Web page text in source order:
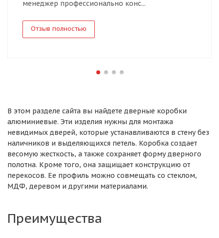
менеджер профессионально конс...
Отзыв полностью
В этом разделе сайта вы найдете дверные коробки
алюминиевые. Эти изделия нужны для монтажа
невидимых дверей, которые устанавливаются в стену без
наличников и выделяющихся петель. Коробка создает
весомую жесткость, а также сохраняет форму дверного
полотна. Кроме того, она защищает конструкцию от
перекосов. Ее профиль можно совмещать со стеклом,
МДФ, деревом и другими материалами.
Преимущества